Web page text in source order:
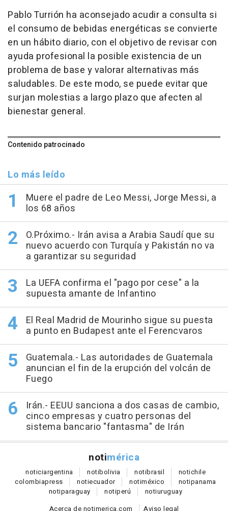
Pablo Turrión ha aconsejado acudir a consulta si
el consumo de bebidas energéticas se convierte
en un hábito diario, con el objetivo de revisar con
ayuda profesional la posible existencia de un
problema de base y valorar alternativas más
saludables. De este modo, se puede evitar que
surjan molestias a largo plazo que afecten al
bienestar general.
Contenido patrocinado
Lo más leído
Muere el padre de Leo Messi, Jorge Messi, a
los 68 años
O.Próximo.- Irán avisa a Arabia Saudí que su
nuevo acuerdo con Turquía y Pakistán no va
a garantizar su seguridad
La UEFA confirma el "pago por cese" a la
supuesta amante de Infantino
El Real Madrid de Mourinho sigue su puesta
a punto en Budapest ante el Ferencvaros
Guatemala.- Las autoridades de Guatemala
anuncian el fin de la erupción del volcán de
Fuego
Irán.- EEUU sanciona a dos casas de cambio,
cinco empresas y cuatro personas del
sistema bancario "fantasma" de Irán
notimérica
noticiargentina notibolivia notibrasil notichile
colombiapress notiecuador notiméxico notipanama
notiparaguay notiperú notiuruguay
Acerca de notimerica.com
Aviso legal